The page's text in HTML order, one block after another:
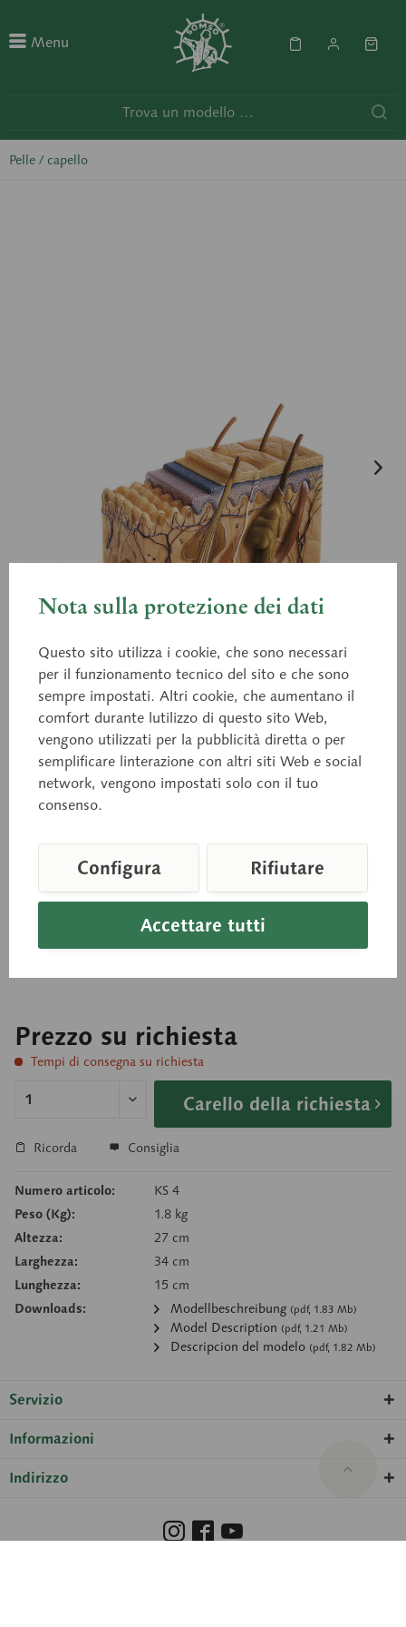
Menu
Pelle / capello
KS 4
Ingrandimento 70x ca., in plastica SOMSO-Plast®.
Illustrazione del cuoio capelluto in vari piani di
sezione. Non scomponibile, su base verde.
Prezzo su richiesta
Tempi di consegna su richiesta
Carello della richiesta
Ricorda Consiglia
Numero articolo:
KS 4
Peso (Kg):
1.8 kg
Altezza:
27 cm
Larghezza:
34 cm
Lunghezza:
15 cm
Downloads:
Modellbeschreibung (pdf, 1.83 Mb)
Model Description (pdf, 1.21 Mb)
Descripcion del modelo (pdf, 1.82 Mb)
Servizio
Informazioni
Indirizzo
Nota sulla protezione dei dati
Questo sito utilizza i cookie, che sono necessari
per il funzionamento tecnico del sito e che sono
sempre impostati. Altri cookie, che aumentano il
comfort durante lutilizzo di questo sito Web,
vengono utilizzati per la pubblicità diretta o per
semplificare linterazione con altri siti Web e social
network, vengono impostati solo con il tuo
consenso.
Accettare tutti
Configura Rifiutare